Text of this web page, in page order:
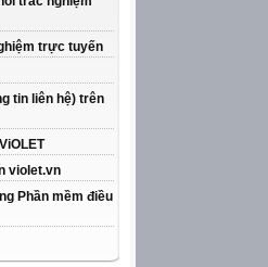
trực tuyến
tin liên hệ) trên
violet.vn
Phần mềm điều